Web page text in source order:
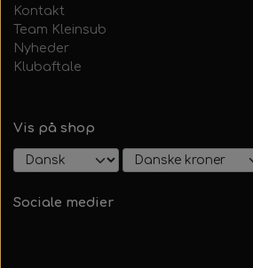
Kontakt
Team Kleinsub
Nyheder
Klubaftale
Vis på shop
Sociale medier